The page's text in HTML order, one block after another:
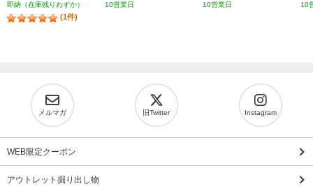
即納（在庫残りわずか）
(1件)
10営業日
10営業日
10
メルマガ 旧Twitter Instagram
WEB限定クーポン
アウトレット掘り出し物